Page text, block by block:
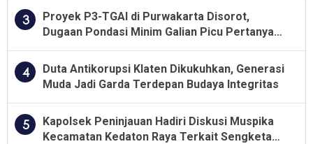
3
Proyek P3-TGAI di Purwakarta Disorot,
Dugaan Pondasi Minim Galian Picu Pertanyaan
4
Duta Antikorupsi Klaten Dikukuhkan, Generasi
Muda Jadi Garda Terdepan Budaya Integritas
5
Kapolsek Peninjauan Hadiri Diskusi Muspika
Kecamatan Kedaton Raya Terkait Sengketa